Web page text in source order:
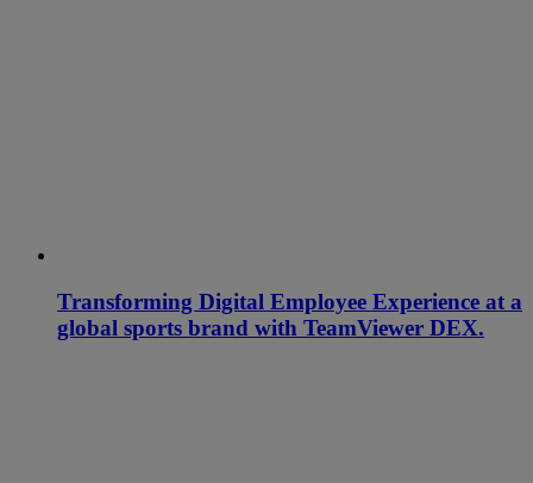
Transforming Digital Employee Experience at a
global sports brand with TeamViewer DEX.